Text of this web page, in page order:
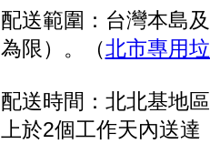
配送範圍：台灣本島
為限）。（北市專用
配送時間：北北基地
上於2個工作天內送